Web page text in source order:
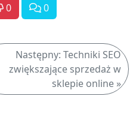
0 0
Następny: Techniki SEO
zwiększające sprzedaż w
sklepie online »